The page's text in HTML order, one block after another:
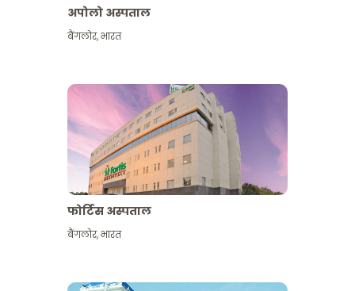
अपोलो अस्पताल
बैंगलोर,भारत
फोर्टिस अस्पताल
बैंगलोर,भारत